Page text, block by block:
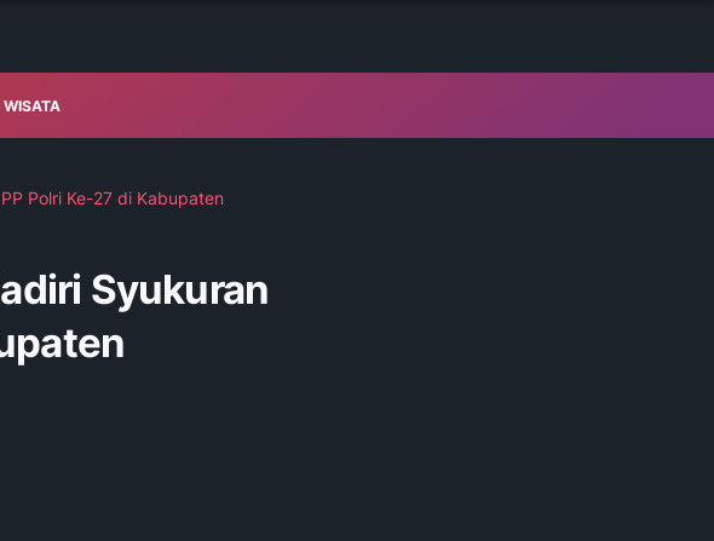
WISATA
Polri Ke-27 di Kabupaten
Syukuran